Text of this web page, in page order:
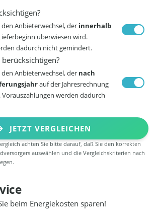
Anbieterwechsel, der innerhalb
überwiesen wird.
dadurch nicht gemindert.
Anbieterwechsel, der nach
auf der Jahresrechnung
werden dadurch
JETZT VERGLEICHEN
achten Sie bitte darauf, daß Sie den korrekten
auswählen und die Vergleichskriterien nach
beim Energiekosten sparen!